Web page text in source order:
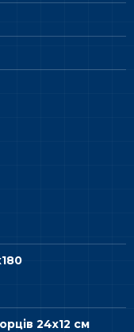
24х12 см